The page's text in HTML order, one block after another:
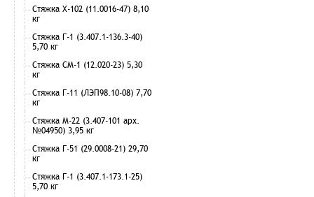
Стяжка Х-102 (11.0016-47) 8,10
кг
Стяжка Г-1 (3.407.1-136.3-40)
5,70 кг
Стяжка СМ-1 (12.020-23) 5,30
кг
Стяжка Г-11 (ЛЭП98.10-08) 7,70
кг
Стяжка М-22 (3.407-101 арх.
№04950) 3,95 кг
Стяжка Г-51 (29.0008-21) 29,70
кг
Стяжка Г-1 (3.407.1-173.1-25)
5,70 кг